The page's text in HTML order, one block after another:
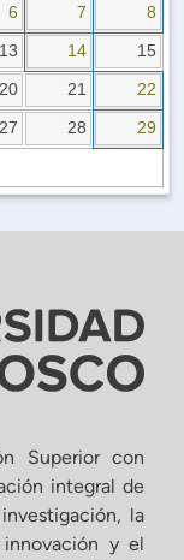
6 7
8
13 14
15
20 21
22
27 28
29
Superior con
integral de
la
y el